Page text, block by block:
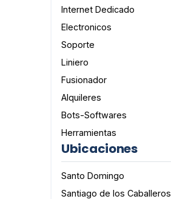
Internet Dedicado
Electronicos
Soporte
Liniero
Fusionador
Alquileres
Bots-Softwares
Herramientas
Ubicaciones
Santo Domingo
Santiago de los Caballeros